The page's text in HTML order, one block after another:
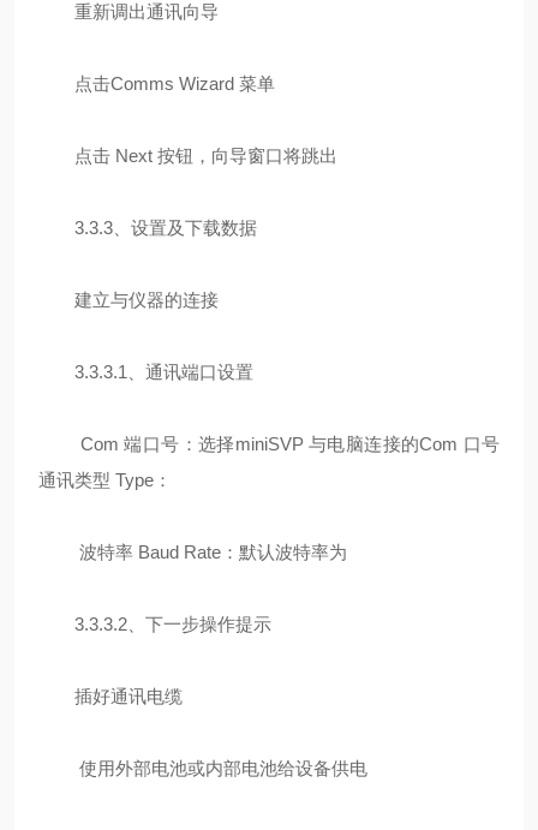
重新调出通讯向导
点击Comms Wizard 菜单
点击 Next 按钮，向导窗口将跳出
3.3.3、设置及下载数据
建立与仪器的连接
3.3.3.1、通讯端口设置
Com 端口号：选择miniSVP 与电脑连接的Com 口号
通讯类型 Type：
波特率 Baud Rate：默认波特率为
3.3.3.2、下一步操作提示
插好通讯电缆
使用外部电池或内部电池给设备供电